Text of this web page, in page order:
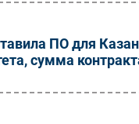
ПО для
сумма